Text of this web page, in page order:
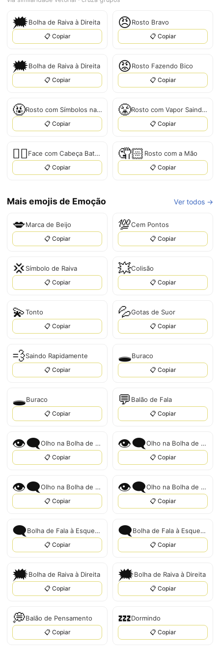
🗯Bolha de Raiva à Direita
📋 Copiar
😠Rosto Bravo
📋 Copiar
🗯️Bolha de Raiva à Direita
📋 Copiar
😡Rosto Fazendo Bico
📋 Copiar
🤬 Rosto com Símbolos na Boca
📋 Copiar
😤 Rosto com Vapor Saindo do Nariz
📋 Copiar
🙂‍↔️ Face com Cabeça Batendo
📋 Copiar
🤦🏻 Rosto com a Mão
📋 Copiar
Mais emojis de Emoção Ver todos →
💋Marca de Beijo
📋 Copiar
💯Cem Pontos
📋 Copiar
💢 Símbolo de Raiva
📋 Copiar
💥Colisão
📋 Copiar
💫Tonto
📋 Copiar
💦Gotas de Suor
📋 Copiar
💨Saindo Rapidamente
📋 Copiar
🕳️Buraco
📋 Copiar
🕳Buraco
📋 Copiar
💬 Balão de Fala
📋 Copiar
👁️‍🗨️ Olho na Bolha de Fala
📋 Copiar
👁‍🗨️ Olho na Bolha de Fala
📋 Copiar
👁️‍🗨 Olho na Bolha de Fala
📋 Copiar
👁‍🗨 Olho na Bolha de Fala
📋 Copiar
🗨️ Bolha de Fala à Esquerda
📋 Copiar
🗨 Bolha de Fala à Esquerda
📋 Copiar
🗯️Bolha de Raiva à Direita
📋 Copiar
🗯Bolha de Raiva à Direita
📋 Copiar
💭Balão de Pensamento
📋 Copiar
💤Dormindo
📋 Copiar